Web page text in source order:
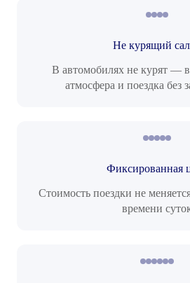
Не курящий
В автомобилях не курят —
атмосфера и поездка без
Фиксированная
Стоимость поездки не
времени